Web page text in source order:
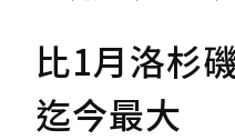
比1月洛杉
迄今最大